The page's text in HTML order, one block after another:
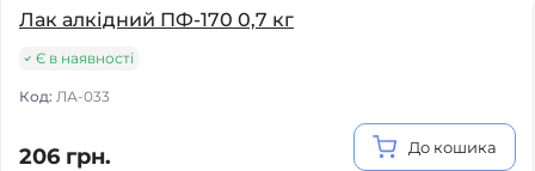
Лак алкідний ПФ-170 0,7 кг
Є в наявності
Код: ЛА-033
206 грн. До кошика